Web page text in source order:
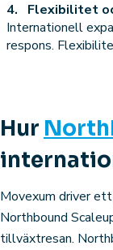
Flexibilitet
Internationell
respons.
Hur
Movexum driver
Northbound
tillväxtresan.